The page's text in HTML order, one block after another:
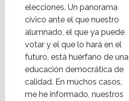
elecciones. Un panorama
cívico ante el que nuestro
alumnado, el que ya puede
votar y el que lo hará en el
futuro, está huérfano de una
educación democrática de
calidad. En muchos casos,
me he informado, nuestros